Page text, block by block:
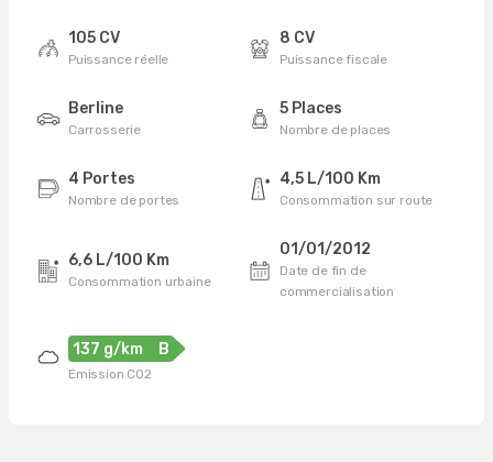
105 CV
Puissance réelle
8 CV
Puissance fiscale
Berline
Carrosserie
5 Places
Nombre de places
4 Portes
Nombre de portes
4,5 L/100 Km
Consommation sur route
6,6 L/100 Km
Consommation urbaine
01/01/2012
Date de fin de
commercialisation
137 g/km B
Emission CO2